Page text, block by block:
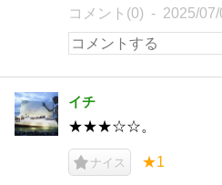
コメント(0) 2025/07/
イチ
★★★☆☆。
ナイス ★1